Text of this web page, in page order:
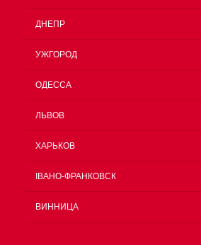
ДНЕПР
УЖГОРОД
ОДЕССА
ЛЬВОВ
ХАРЬКОВ
ІВАНО-ФРАНКОВСК
ВИННИЦА